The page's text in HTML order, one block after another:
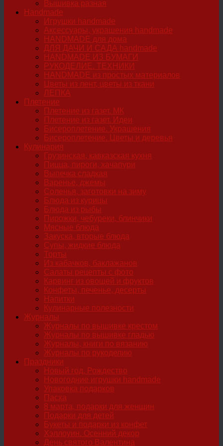
Вышивка разная
Handmade
Игрушки handmade
Аксессуары, украшения handmade
HANDMADE для дома
ДЛЯ ДАЧИ И САДА handmade
HANDMADE ИЗ БУМАГИ
РУКОДЕЛИЕ. ТЕХНИКИ
HANDMADE из простых материалов
Цветы из лент, цветы из ткани
ЛЕПКА
Плетение
Плетение из газет. МК
Плетение из газет. Идеи
Бисероплетение. Украшения
Бисероплетение. Цветы и деревья
Кулинария
Грузинская, кавказская кухня
Пицца, пироги, хачапури
Выпечка сладкая
Варенье, джемы
Соленья, заготовки на зиму
Блюда из курицы
Блюда из рыбы
Пирожки, чебуреки, блинчики
Мясные блюда
Закуска, вторые блюда
Супы, жидкие блюда
Торты
Из кабачков, баклажанов
Салаты рецепты с фото
Карвинг из овощей и фруктов
Конфеты, печенье, десерты
Напитки
Кулинарные полезности
Журналы
Журналы по вышивке крестом
Журналы по вышивке гладью
Журналы, книги по вязанию
Журналы по рукоделию
Праздники
Новый год, Рождество
Новогодние игрушки handmade
Упаковка подарков
Пасха
8 марта, подарки для женщин
Подарки для детей
Букеты и подарки из конфет
Хэллоуин. Осенний декор
День святого Валентина